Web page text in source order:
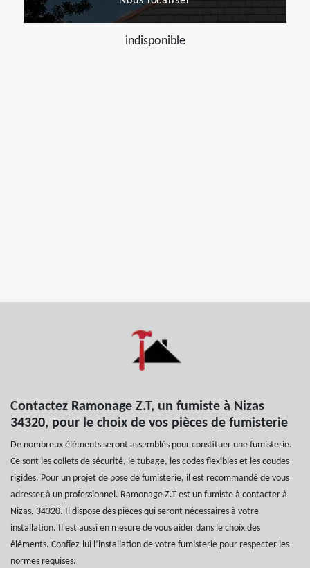
indisponible
Contactez Ramonage Z.T, un fumiste à Nizas
34320, pour le choix de vos pièces de fumisterie
De nombreux éléments seront assemblés pour constituer une fumisterie.
Ce sont les collets de sécurité, le tubage, les codes flexibles et les coudes
rigides. Pour un projet de pose de fumisterie, il est recommandé de vous
adresser à un professionnel. Ramonage Z.T est un fumiste à contacter à
Nizas, 34320. Il dispose des pièces qui seront nécessaires à votre
installation. Il est aussi en mesure de vous aider dans le choix des
éléments. Confiez-lui l’installation de votre fumisterie pour respecter les
normes requises.